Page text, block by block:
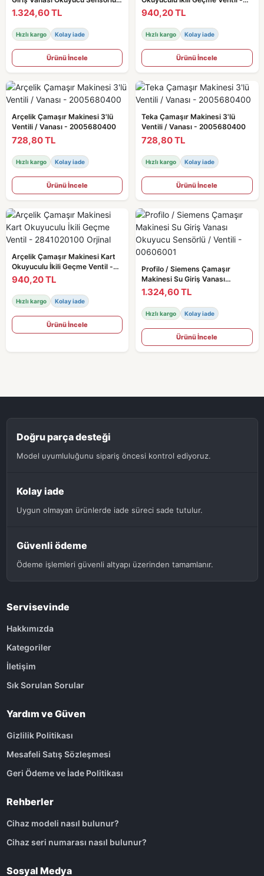
Ventili - 00606001
1.324,60 TL
Hızlı kargo Kolay iade
Ürünü İncele
2841020100 Orjinal
940,20 TL
Hızlı kargo Kolay iade
Ürünü İncele
Arçelik Çamaşır Makinesi 3'lü
Ventili / Vanası - 2005680400
728,80 TL
Hızlı kargo Kolay iade
Ürünü İncele
Teka Çamaşır Makinesi 3'lü
Ventili / Vanası - 2005680400
728,80 TL
Hızlı kargo Kolay iade
Ürünü İncele
Arçelik Çamaşır Makinesi Kart
Okuyuculu İkili Geçme Ventil -
2841020100 Orjinal
940,20 TL
Hızlı kargo Kolay iade
Ürünü İncele
Profilo / Siemens Çamaşır
Makinesi Su Giriş Vanası
Okuyucu Sensörlü / Ventili -
00606001
1.324,60 TL
Hızlı kargo Kolay iade
Ürünü İncele
Doğru parça desteği
Model uyumluluğunu sipariş öncesi kontrol ediyoruz.
Kolay iade
Uygun olmayan ürünlerde iade süreci sade tutulur.
Güvenli ödeme
Ödeme işlemleri güvenli altyapı üzerinden tamamlanır.
Servisevinde
Hakkımızda
Kategoriler
İletişim
Sık Sorulan Sorular
Yardım ve Güven
Gizlilik Politikası
Mesafeli Satış Sözleşmesi
Geri Ödeme ve İade Politikası
Rehberler
Cihaz modeli nasıl bulunur?
Cihaz seri numarası nasıl bulunur?
Sosyal Medya